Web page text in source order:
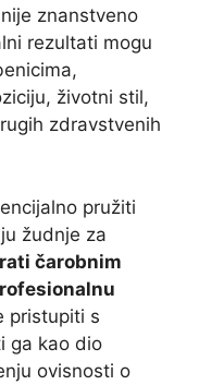
znanstveno
rezultati mogu
životni stil,
zdravstvenih
pružiti
žudnje za
čarobnim
pristupiti s
ga kao dio
ovisnosti o